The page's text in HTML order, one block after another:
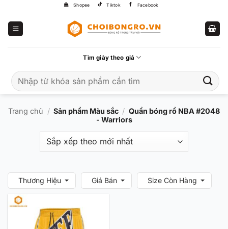
Shopee Tiktok Facebook
Tìm giày theo giá
kiếm:
Trang chủ / Sản phẩm Màu sắc / Quần bóng rổ NBA #2048
- Warriors
Thương Hiệu Giá Bán Size Còn Hàng